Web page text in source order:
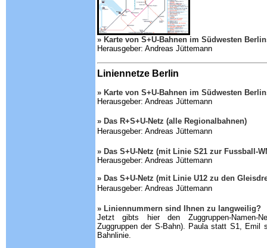
» Karte von S+U-Bahnen im Südwesten
Herausgeber: Andreas Jüttemann
Liniennetze Berlin
» Karte von S+U-Bahnen im Südwesten
Herausgeber: Andreas Jüttemann
» Das R+S+U-Netz (alle Regionalbahnen)
Herausgeber: Andreas Jüttemann
» Das S+U-Netz (mit Linie S21 zur Fussball-
Herausgeber: Andreas Jüttemann
» Das S+U-Netz (mit Linie U12 zu den
Herausgeber: Andreas Jüttemann
» Liniennummern sind Ihnen zu langweilig?
Jetzt gibts hier den Zuggruppen-Namen-
Zuggruppen der S-Bahn). Paula statt S1, Emil
Bahnlinie.